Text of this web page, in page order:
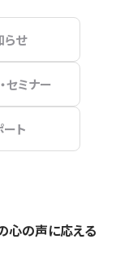
らせ
セミナー
ート
心の声に応える